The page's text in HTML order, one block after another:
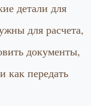
детали для
для расчета,
документы,
как передать